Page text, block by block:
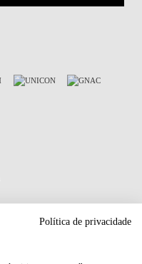
Política de privacidade